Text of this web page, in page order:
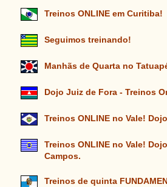
Treinos ONLINE em Curitiba!
Seguimos treinando!
Manhãs de Quarta no
Dojo Juiz de Fora - Treinos
Treinos ONLINE no Vale!
Treinos ONLINE no Vale!
Campos.
Treinos de quinta